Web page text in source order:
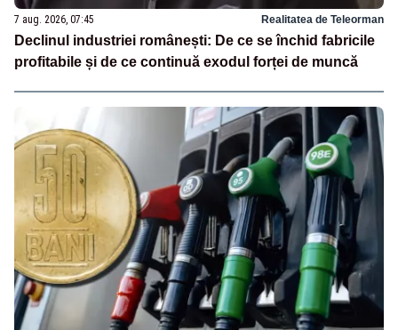
7 aug. 2026, 07:45 Realitatea de Teleorman
Declinul industriei românești: De ce se închid fabricile
profitabile și de ce continuă exodul forței de muncă